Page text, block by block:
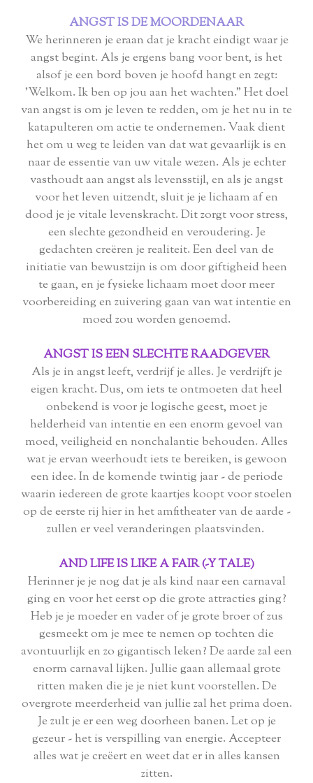
ANGST IS DE MOORDENAAR
We herinneren je eraan dat je kracht eindigt waar je
angst begint. Als je ergens bang voor bent, is het
alsof je een bord boven je hoofd hangt en zegt:
'Welkom. Ik ben op jou aan het wachten." Het doel
van angst is om je leven te redden, om je het nu in te
katapulteren om actie te ondernemen. Vaak dient
het om u weg te leiden van dat wat gevaarlijk is en
naar de essentie van uw vitale wezen. Als je echter
vasthoudt aan angst als levensstijl, en als je angst
voor het leven uitzendt, sluit je je lichaam af en
dood je je vitale levenskracht. Dit zorgt voor stress,
een slechte gezondheid en veroudering. Je
gedachten creëren je realiteit. Een deel van de
initiatie van bewustzijn is om door giftigheid heen
te gaan, en je fysieke lichaam moet door meer
voorbereiding en zuivering gaan van wat intentie en
moed zou worden genoemd.
ANGST IS EEN SLECHTE RAADGEVER
Als je in angst leeft, verdrijf je alles. Je verdrijft je
eigen kracht. Dus, om iets te ontmoeten dat heel
onbekend is voor je logische geest, moet je
helderheid van intentie en een enorm gevoel van
moed, veiligheid en nonchalantie behouden. Alles
wat je ervan weerhoudt iets te bereiken, is gewoon
een idee. In de komende twintig jaar - de periode
waarin iedereen de grote kaartjes koopt voor stoelen
op de eerste rij hier in het amfitheater van de aarde -
zullen er veel veranderingen plaatsvinden.
AND LIFE IS LIKE A FAIR (-Y TALE)
Herinner je je nog dat je als kind naar een carnaval
ging en voor het eerst op die grote attracties ging?
Heb je je moeder en vader of je grote broer of zus
gesmeekt om je mee te nemen op tochten die
avontuurlijk en zo gigantisch leken? De aarde zal een
enorm carnaval lijken. Jullie gaan allemaal grote
ritten maken die je je niet kunt voorstellen. De
overgrote meerderheid van jullie zal het prima doen.
Je zult je er een weg doorheen banen. Let op je
gezeur - het is verspilling van energie. Accepteer
alles wat je creëert en weet dat er in alles kansen
zitten.